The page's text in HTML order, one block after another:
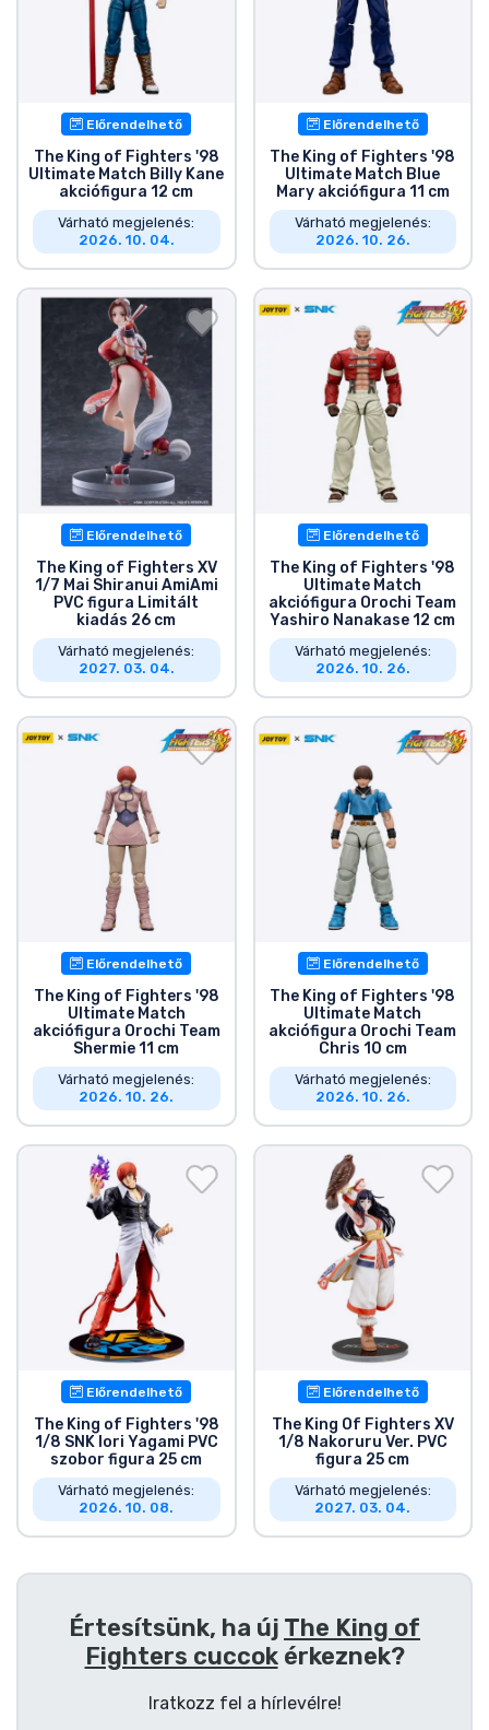
Előrendelhető
The King of Fighters '98
Ultimate Match Billy Kane
akciófigura 12 cm
Várható megjelenés:
2026. 10. 04.
Előrendelhető
The King of Fighters '98
Ultimate Match Blue
Mary akciófigura 11 cm
Várható megjelenés:
2026. 10. 26.
Előrendelhető
The King of Fighters XV
1/7 Mai Shiranui AmiAmi
PVC figura Limitált
kiadás 26 cm
Várható megjelenés:
2027. 03. 04.
Előrendelhető
The King of Fighters '98
Ultimate Match
akciófigura Orochi Team
Yashiro Nanakase 12 cm
Várható megjelenés:
2026. 10. 26.
Előrendelhető
The King of Fighters '98
Ultimate Match
akciófigura Orochi Team
Shermie 11 cm
Várható megjelenés:
2026. 10. 26.
Előrendelhető
The King of Fighters '98
Ultimate Match
akciófigura Orochi Team
Chris 10 cm
Várható megjelenés:
2026. 10. 26.
Előrendelhető
The King of Fighters '98
1/8 SNK Iori Yagami PVC
szobor figura 25 cm
Várható megjelenés:
2026. 10. 08.
Előrendelhető
The King Of Fighters XV
1/8 Nakoruru Ver. PVC
figura 25 cm
Várható megjelenés:
2027. 03. 04.
Értesítsünk, ha új The King of
Fighters cuccokérkeznek?
Iratkozz fel a hírlevélre!